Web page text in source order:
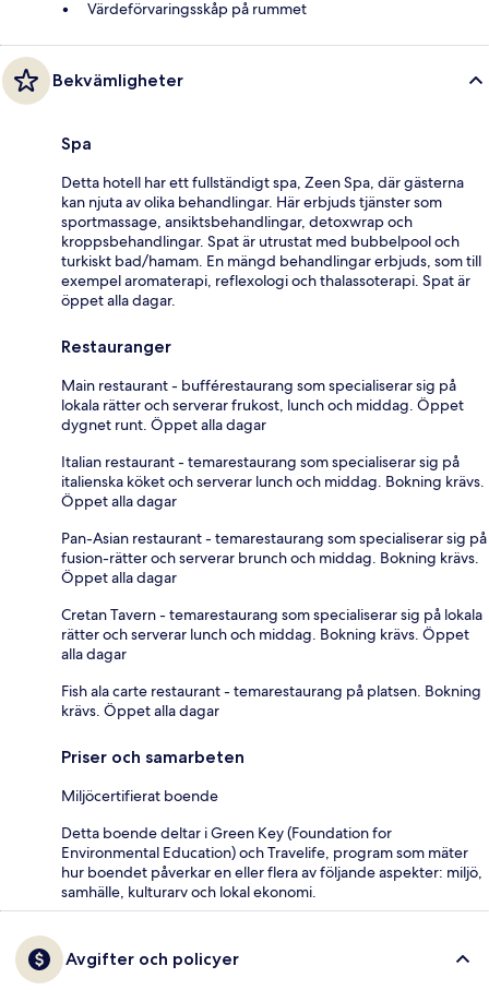
Värdeförvaringsskåp på rummet
Bekvämligheter
Spa
Detta hotell har ett fullständigt spa, Zeen Spa, där gästerna
kan njuta av olika behandlingar. Här erbjuds tjänster som
sportmassage, ansiktsbehandlingar, detoxwrap och
kroppsbehandlingar. Spat är utrustat med bubbelpool och
turkiskt bad/hamam. En mängd behandlingar erbjuds, som till
exempel aromaterapi, reflexologi och thalassoterapi. Spat är
öppet alla dagar.
Restauranger
Main restaurant - bufférestaurang som specialiserar sig på
lokala rätter och serverar frukost, lunch och middag. Öppet
dygnet runt. Öppet alla dagar
Italian restaurant - temarestaurang som specialiserar sig på
italienska köket och serverar lunch och middag. Bokning krävs.
Öppet alla dagar
Pan-Asian restaurant - temarestaurang som specialiserar sig på
fusion-rätter och serverar brunch och middag. Bokning krävs.
Öppet alla dagar
Cretan Tavern - temarestaurang som specialiserar sig på lokala
rätter och serverar lunch och middag. Bokning krävs. Öppet
alla dagar
Fish ala carte restaurant - temarestaurang på platsen. Bokning
krävs. Öppet alla dagar
Priser och samarbeten
Miljöcertifierat boende
Detta boende deltar i Green Key (Foundation for
Environmental Education) och Travelife, program som mäter
hur boendet påverkar en eller flera av följande aspekter: miljö,
samhälle, kulturarv och lokal ekonomi.
Avgifter och policyer